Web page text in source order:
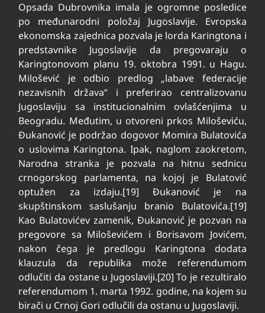
Opsada Dubrovnika imala je ogromne posledice
po međunarodni položaj Jugoslavije. Evropska
ekonomska zajednica pozvala je lorda Karingtona i
predstavnike Jugoslavije da pregovaraju o
Karingtonovom planu 19. oktobra 1991. u Hagu.
Milošević je odbio predlog „labave federacije
nezavisnih država“ i preferirao centralizovanu
Jugoslaviju sa institucionalnim ovlašćenjima u
Beogradu. Međutim, u otvoreni prkos Miloševiću,
Đukanović je podržao dogovor Momira Bulatovića
o uslovima Karingtona. Ipak, naglom zaokretom,
Narodna stranka je pozvala na hitnu sednicu
crnogorskog parlamenta, na kojoj je Bulatović
optužen za izdaju.[19] Đukanović je na
skupštinskom saslušanju branio Bulatovića.[19]
Kao Bulatovićev zamenik, Đukanović je pozvan na
pregovore sa Miloševićem i Borisavom Jovićem,
nakon čega je predlogu Karingtona dodata
klauzula da republika može referendumom
odlučiti da ostane u Jugoslaviji.[20] To je rezultiralo
referendumom 1. marta 1992. godine, na kojem su
birači u Crnoj Gori odlučili da ostanu u Jugoslaviji.